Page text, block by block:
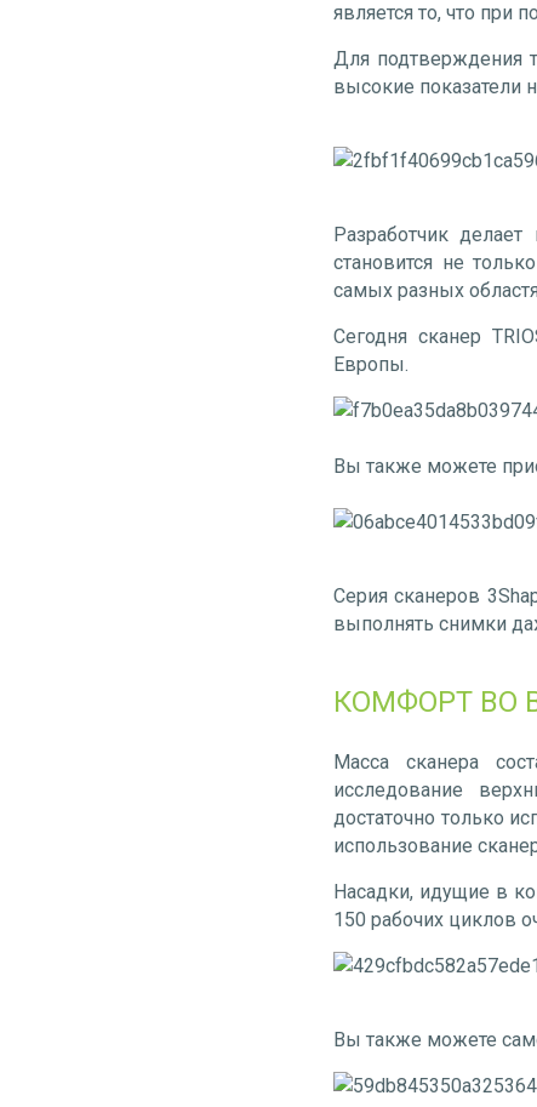
является то, что при
Для подтверждения
высокие показатели
Разработчик
становится не
самых разных
Сегодня сканер
Европы.
Вы также можете
Серия сканеров
выполнять снимки
КОМФОРТ ВО
Масса сканера
исследование
достаточно только
использование
Насадки, идущие в
150 рабочих циклов
Вы также можете